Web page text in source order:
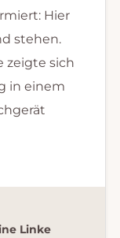
Hier
stehen.
zeigte sich
in einem
Linke